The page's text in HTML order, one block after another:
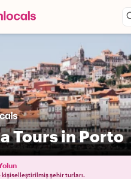
Tours in Porto
kişiselleştirilmiş şehir turları.